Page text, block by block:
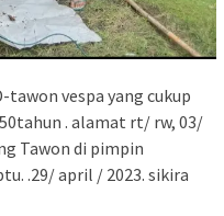
tawon vespa yang cukup
. alamat rt/ rw, 03/
Tawon di pimpin
.29/ april / 2023. sikira